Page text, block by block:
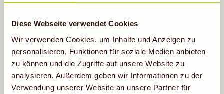
Diese Webseite verwendet Cookies
Wir verwenden Cookies, um Inhalte und Anzeigen zu
personalisieren, Funktionen für soziale Medien anbieten
zu können und die Zugriffe auf unsere Website zu
analysieren. Außerdem geben wir Informationen zu der
Verwendung unserer Website an unsere Partner für
RECUP & REBOWL
Erfahre mehr